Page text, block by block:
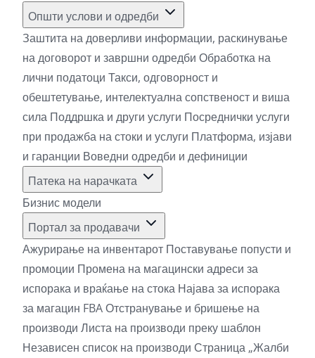
Општи услови и одредби
Заштита на доверливи информации, раскинување
на договорот и завршни одредби Обработка на
лични податоци Такси, одговорност и
обештетување, интелектуална сопственост и виша
сила Поддршка и други услуги Посреднички услуги
при продажба на стоки и услуги Платформа, изјави
и гаранции Воведни одредби и дефиниции
Патека на нарачката
Бизнис модели
Портал за продавачи
Ажурирање на инвентарот Поставување попусти и
промоции Промена на магацински адреси за
испорака и враќање на стока Најава за испорака
за магацин FBAОтстранување и бришење на
производи Листа на производи преку шаблон
Независен список на производи Страница „Жалби